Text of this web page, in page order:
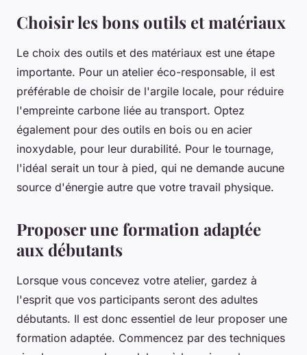
Choisir les bons outils et matériaux
Le choix des outils et des matériaux est une étape
importante. Pour un atelier éco-responsable, il est
préférable de choisir de l'argile locale, pour réduire
l'empreinte carbone liée au transport. Optez
également pour des outils en bois ou en acier
inoxydable, pour leur durabilité. Pour le tournage,
l'idéal serait un tour à pied, qui ne demande aucune
source d'énergie autre que votre travail physique.
Proposer une formation adaptée
aux débutants
Lorsque vous concevez votre atelier, gardez à
l'esprit que vos participants seront des adultes
débutants. Il est donc essentiel de leur proposer une
formation adaptée. Commencez par des techniques